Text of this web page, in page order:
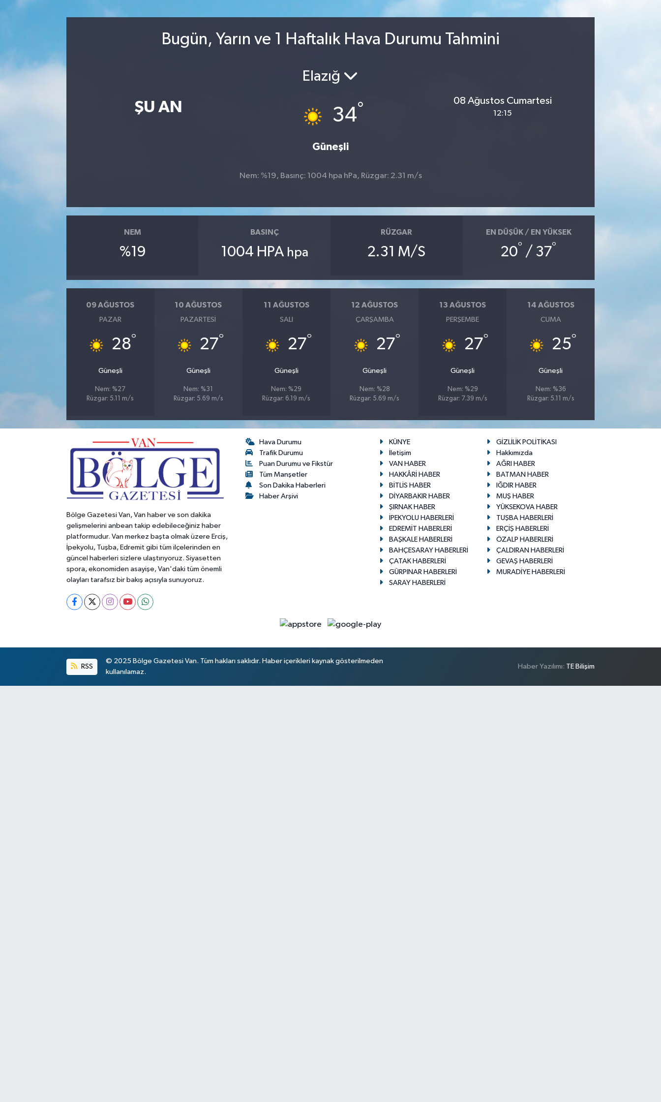
Bugün, Yarın ve 1 Haftalık Hava Durumu Tahmini
ŞU AN
Elazığ
34°
Güneşli
08 Ağustos Cumartesi
12:15
Nem: %19, Basınç: 1004 hpa hPa, Rüzgar: 2.31 m/s
NEM
%19
BASINÇ
1004 HPA hpa
RÜZGAR
2.31 M/S
EN DÜŞÜK / EN YÜKSEK
20° / 37°
09 AĞUSTOS
PAZAR
28°
Güneşli
Nem: %27
Rüzgar: 5.11 m/s
10 AĞUSTOS
PAZARTESI
27°
Güneşli
Nem: %31
Rüzgar: 5.69 m/s
11 AĞUSTOS
SALI
27°
Güneşli
Nem: %29
Rüzgar: 6.19 m/s
12 AĞUSTOS
ÇARŞAMBA
27°
Güneşli
Nem: %28
Rüzgar: 5.69 m/s
13 AĞUSTOS
PERŞEMBE
27°
Güneşli
Nem: %29
Rüzgar: 7.39 m/s
14 AĞUSTOS
CUMA
25°
Güneşli
Nem: %36
Rüzgar: 5.11 m/s
Bölge Gazetesi Van, Van haber ve son dakika
gelişmelerini anbean takip edebileceğiniz haber
platformudur. Van merkez başta olmak üzere Erciş,
İpekyolu, Tuşba, Edremit gibi tüm ilçelerinden en
güncel haberleri sizlere ulaştırıyoruz. Siyasetten
spora, ekonomiden asayişe, Van'daki tüm önemli
olayları tarafsız bir bakış açısıyla sunuyoruz.
Hava Durumu
Trafik Durumu
Puan Durumu ve Fikstür
Tüm Manşetler
Son Dakika Haberleri
Haber Arşivi
KÜNYE
GİZLİLİK POLİTİKASI
İletişim
Hakkımızda
VAN HABER
AĞRI HABER
HAKKÂRİ HABER
BATMAN HABER
BİTLİS HABER
IĞDIR HABER
DİYARBAKIR HABER
MUŞ HABER
ŞIRNAK HABER
YÜKSEKOVA HABER
İPEKYOLU HABERLERİ
TUŞBA HABERLERİ
EDREMİT HABERLERİ
ERÇİŞ HABERLERİ
BAŞKALE HABERLERİ
ÖZALP HABERLERİ
BAHÇESARAY HABERLERİ
ÇALDIRAN HABERLERİ
ÇATAK HABERLERİ
GEVAŞ HABERLERİ
GÜRPINAR HABERLERİ
MURADİYE HABERLERİ
SARAY HABERLERİ
RSS
© 2025 Bölge Gazetesi Van. Tüm hakları saklıdır. Haber içerikleri kaynak gösterilmeden
kullanılamaz.
Haber Yazılımı: TE Bilişim
RESMİ İLANLAR